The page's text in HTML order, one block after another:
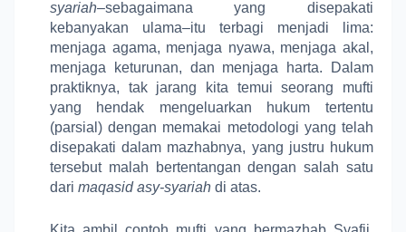
syariah–sebagaimana yang disepakati
kebanyakan ulama–itu terbagi menjadi lima:
menjaga agama, menjaga nyawa, menjaga akal,
menjaga keturunan, dan menjaga harta. Dalam
praktiknya, tak jarang kita temui seorang mufti
yang hendak mengeluarkan hukum tertentu
(parsial) dengan memakai metodologi yang telah
disepakati dalam mazhabnya, yang justru hukum
tersebut malah bertentangan dengan salah satu
dari maqasid asy-syariahdi atas.